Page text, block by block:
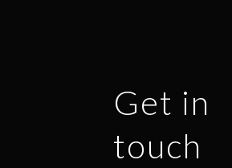
Get in
touch